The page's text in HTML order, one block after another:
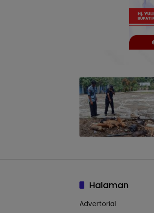
Halaman
Advertorial